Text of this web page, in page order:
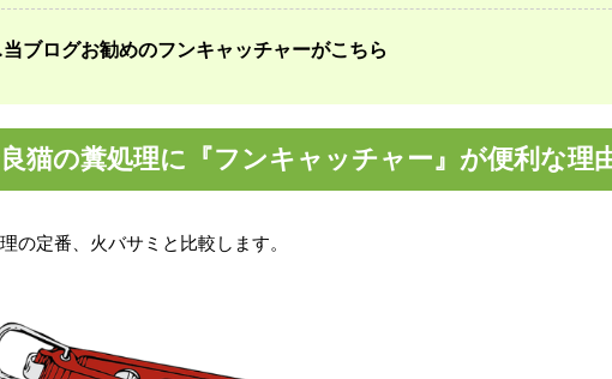
ブログお勧めのフンキャッチャーがこちら
猫の糞処理に『フンキャッチャー』が便利な理
の定番、火バサミと比較します。